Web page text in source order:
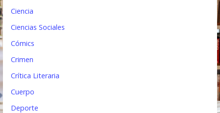
Ciencia
Ciencias Sociales
Cómics
Crimen
Crítica Literaria
Cuerpo
Deporte